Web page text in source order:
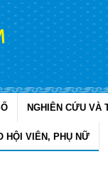
NGHIÊN CỨU VÀ
HỘI VIÊN, PHỤ NỮ